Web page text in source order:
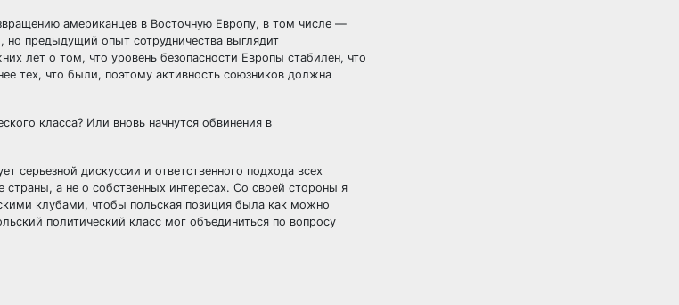
американцев в Восточную Европу, в том числе —
предыдущий опыт сотрудничества выглядит
лет о том, что уровень безопасности Европы стабилен, что
тех, что были, поэтому активность союзников должна
класса? Или вновь начнутся обвинения в
серьезной дискуссии и ответственного подхода всех
а не о собственных интересах. Со своей стороны я
клубами, чтобы польская позиция была как можно
политический класс мог объединиться по вопросу